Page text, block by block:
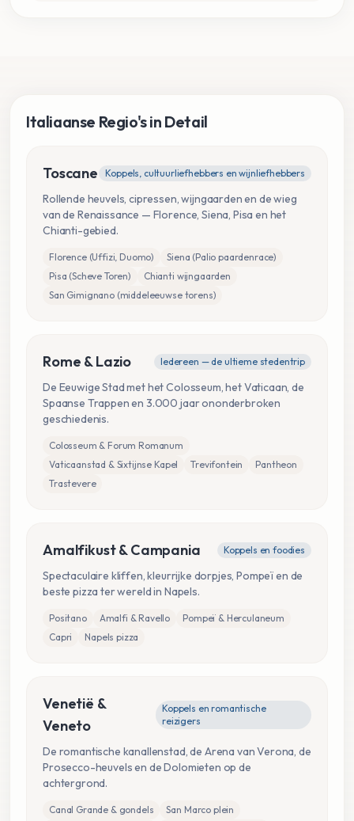
Italiaanse Regio's in Detail
Toscane Koppels, cultuurliefhebbers en wijnliefhebbers
Rollende heuvels, cipressen, wijngaarden en de wieg
van de Renaissance — Florence, Siena, Pisa en het
Chianti-gebied.
Florence (Uffizi, Duomo)
Siena (Palio paardenrace)
Pisa (Scheve Toren)
Chianti wijngaarden
San Gimignano (middeleeuwse torens)
Rome & Lazio Iedereen — de ultieme stedentrip
De Eeuwige Stad met het Colosseum, het Vaticaan, de
Spaanse Trappen en 3.000 jaar ononderbroken
geschiedenis.
Colosseum & Forum Romanum
Vaticaanstad & Sixtijnse Kapel
Trevifontein
Pantheon
Trastevere
Amalfikust & Campania Koppels en foodies
Spectaculaire kliffen, kleurrijke dorpjes, Pompeï en de
beste pizza ter wereld in Napels.
Positano Amalfi & Ravello
Pompeï & Herculaneum
Capri
Napels pizza
Venetië &
Veneto
Koppels en romantische
reizigers
De romantische kanallenstad, de Arena van Verona, de
Prosecco-heuvels en de Dolomieten op de
achtergrond.
Canal Grande & gondels
San Marco plein